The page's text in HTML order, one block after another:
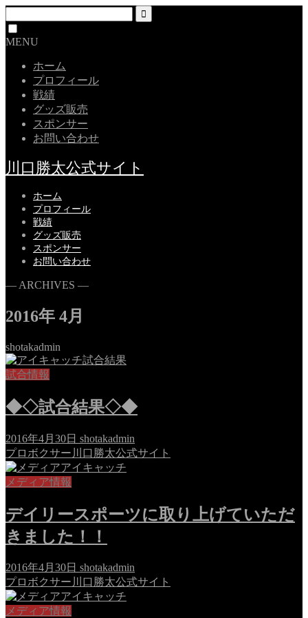
MENU
ホーム
プロフィール
戦績
グッズ販売
スポンサー
お問い合わせ
川口勝太公式サイト
ホーム
プロフィール
戦績
グッズ販売
スポンサー
お問い合わせ
― ARCHIVES ―
2016年 4月
shotakadmin
試合情報
◆◇試合結果◇◆
2016年4月30日 shotakadmin
プロボクサー川口勝太公式サイト
メディア情報
デイリースポーツに取り上げていただ
きました！！
2016年4月30日 shotakadmin
プロボクサー川口勝太公式サイト
メディア情報